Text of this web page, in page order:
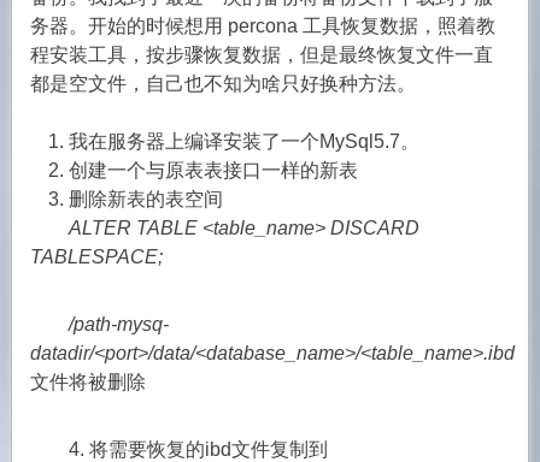
务器。开始的时候想用 percona 工具恢复数据，照着教
程安装工具，按步骤恢复数据，但是最终恢复文件一直
都是空文件，自己也不知为啥只好换种方法。
我在服务器上编译安装了一个MySql5.7。
创建一个与原表表接口一样的新表
删除新表的表空间
ALTER TABLE <table_name> DISCARD
TABLESPACE;
/path-mysq-
datadir/<port>/data/<database_name>/<table_name>.ibd
文件将被删除
4. 将需要恢复的ibd文件复制到